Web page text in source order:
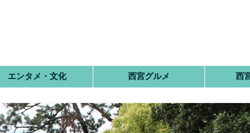
エンタメ・文化 西宮グルメ 西